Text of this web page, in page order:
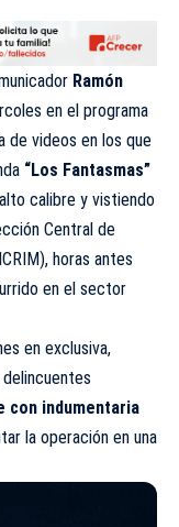
Ramón
en el programa
de videos en los que
“Los Fantasmas”
calibre y vistiendo
Central de
horas antes
en el sector
en exclusiva,
con indumentaria
la operación en una